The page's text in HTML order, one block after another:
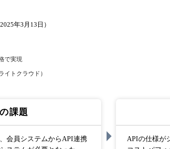
年3月13日）
で実現
イトクラウド）
課題
会員システムからAPI連携
APIの仕様が